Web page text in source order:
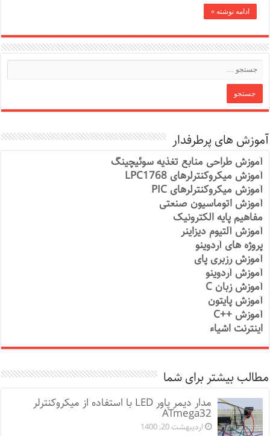
ادامه نوشته »
آموزش های پرطرفدار
آموزش طراحی منابع تغذیه سوئیچینگ
آموزش میکروکنترلرهای LPC1768
آموزش میکروکنترلرهای PIC
آموزش اتوماسیون صنعتی
مفاهیم پایه الکترونیک
آموزش آلتیوم دیزاینر
پروژه های آردوینو
آموزش رزبری پای
آموزش آردوینو
آموزش زبان C
آموزش پایتون
آموزش ++C
اینترنت اشیاء
مطالب بیشتر برای شما
مدار دیمر پاور LED با استفاده از میکروکنترلر
ATmega32
اردیبهشت 20, 1400